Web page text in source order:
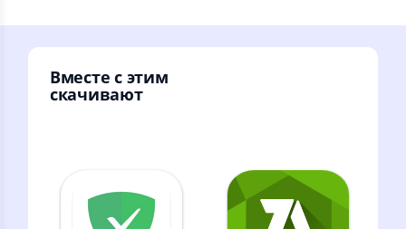
Вместе с этим
скачивают